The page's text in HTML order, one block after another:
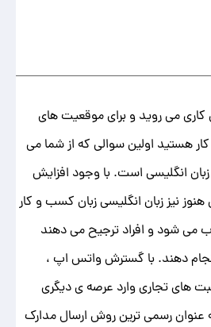
می روید و برای موقعیت های
هستید اولین سوالی که از شما می
انگلیسی است. با وجود افزایش
نیز زبان انگلیسی زبان کسب و کار
می شود و افراد ترجیح می دهند
انجام دهند. با گسترش واتس اپ ،
های تجاری وارد عرصه ی دیگری
عنوان رسمی ترین روش ارسال مدارک